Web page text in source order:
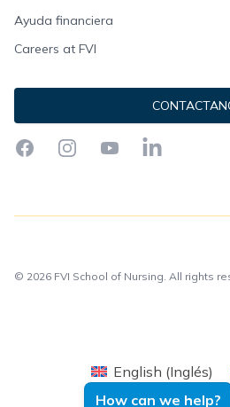
How can we help?
Ayuda financiera
Careers at FVI
FacebookInstagramYouTubeLinkedIn
© 2026 FVI School of Nursing. All rights
English (Inglés)